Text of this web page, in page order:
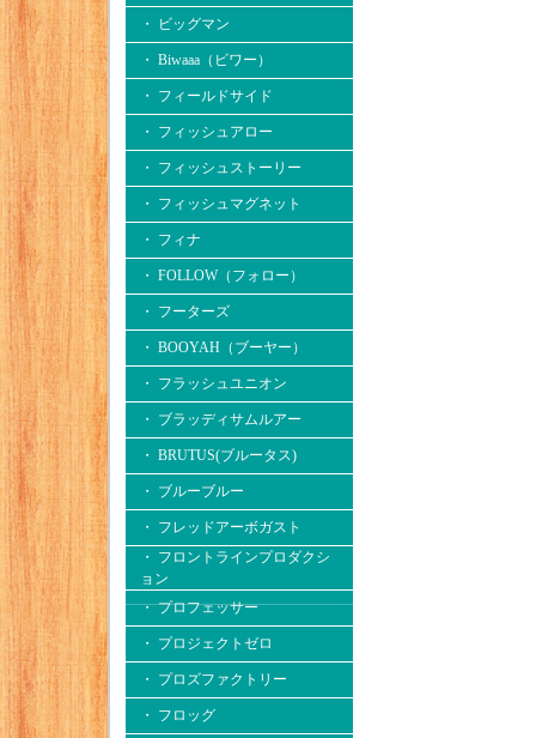
・ ビッグマン
・ Biwaaa（ビワー）
・ フィールドサイド
・ フィッシュアロー
・ フィッシュストーリー
・ フィッシュマグネット
・ フィナ
・ FOLLOW（フォロー）
・ フーターズ
・ BOOYAH（ブーヤー）
・ フラッシュユニオン
・ ブラッディサムルアー
・ BRUTUS(ブルータス)
・ ブルーブルー
・ フレッドアーボガスト
・ フロントラインプロダクシ
ョン
・ プロフェッサー
・ プロジェクトゼロ
・ プロズファクトリー
・ フロッグ